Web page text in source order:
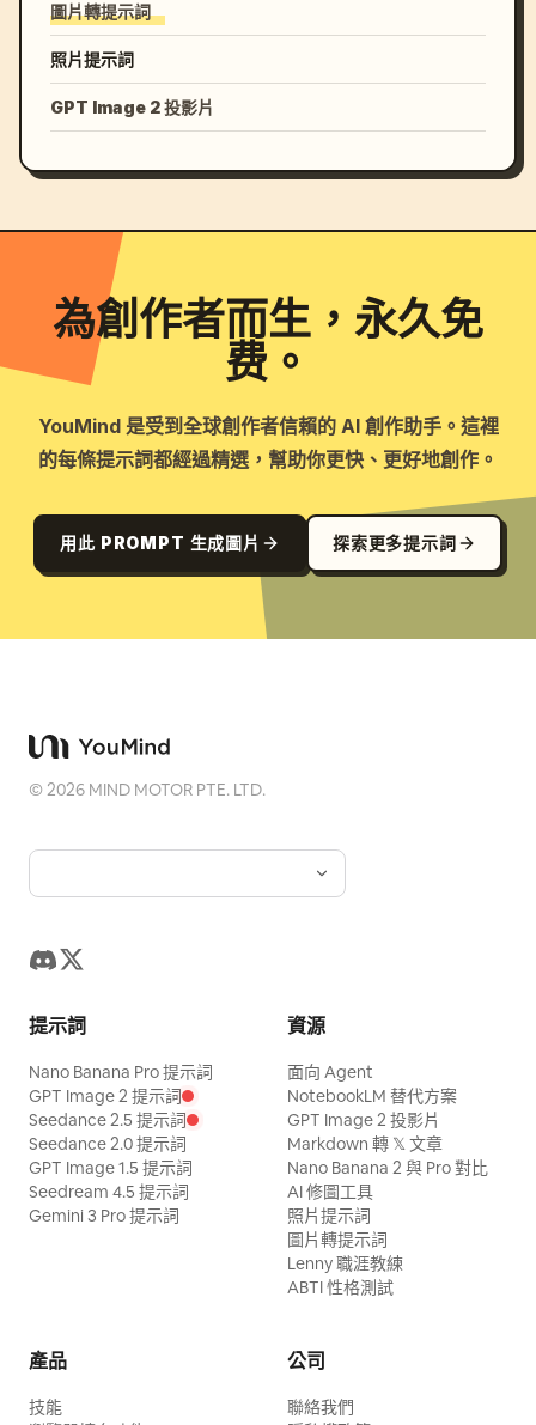
圖片轉提示詞
照片提示詞
GPT Image 2 投影片
為創作者而生，永久免
费。
YouMind 是受到全球創作者信賴的 AI 創作助手。這裡
的每條提示詞都經過精選，幫助你更快、更好地創作。
用此 PROMPT 生成圖片 探索更多提示詞
©2026 MIND MOTOR PTE. LTD.
提示詞
Nano Banana Pro 提示詞
GPT Image 2 提示詞
Seedance 2.5 提示詞
Seedance 2.0 提示詞
GPT Image 1.5 提示詞
Seedream 4.5 提示詞
Gemini 3 Pro 提示詞
資源
面向 Agent
NotebookLM 替代方案
GPT Image 2 投影片
Markdown 轉 𝕏 文章
Nano Banana 2 與 Pro 對比
AI 修圖工具
照片提示詞
圖片轉提示詞
Lenny 職涯教練
ABTI 性格測試
產品
技能
公司
聯絡我們